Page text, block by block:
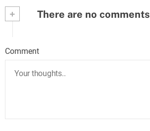
+ There are no comments
Comment